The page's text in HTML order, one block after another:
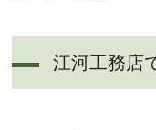
江河工務店